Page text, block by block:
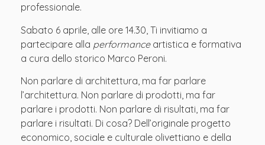
professionale.
Sabato 6 aprile, alle ore 14.30, Ti invitiamo a
partecipare alla performanceartistica e formativa
a cura dello storico Marco Peroni.
Non parlare di architettura, ma far parlare
l’architettura. Non parlare di prodotti, ma far
parlare i prodotti. Non parlare di risultati, ma far
parlare i risultati. Di cosa? Dell’originale progetto
economico, sociale e culturale olivettiano e della